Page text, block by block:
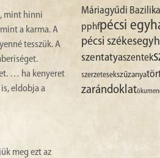
mint hinni
a karma. A
tesszük. A
… ha kenyeret
eldobja a
meg ezt az
Máriagyűdi Bazilika
pphfpécsi
pécsi
szentatyaszentek
szerzetesekszűzanya
zarándoklat